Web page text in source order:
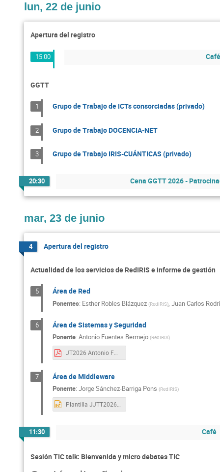
lun, 22 de junio
Apertura del registro
15:00
GGTT
1 Grupo de Trabajo de ICTs consorciadas (privado)
2 Grupo de Trabajo DOCENCIA-NET
3 Grupo de Trabajo IRIS-CUÁNTICAS (privado)
20:30 Cena GGTT 2026 -
mar, 23 de junio
4 Apertura del registro
Actualidad de los servicios de RedIRIS e informe de gestión
5 Área de Red
Ponentes: Esther Robles Blázquez (RedIRIS), Juan Carlos
6 Área de Sistemas y Seguridad
Ponente: Antonio Fuentes Bermejo (RedIRIS)
JT2026 Antonio Fuentes - SISEC v2.pdf
7 Área de Middleware
Ponente: Jorge Sánchez-Barriga Pons (RedIRIS)
11:30 Café
Sesión TIC talk: Bienvenida y micro debates TIC